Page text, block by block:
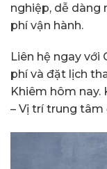
nghiệp, dễ dàng
phí vận hành.
Liên hệ ngay với
phí và đặt lịch
Khiêm hôm nay.
– Vị trí trung tâm